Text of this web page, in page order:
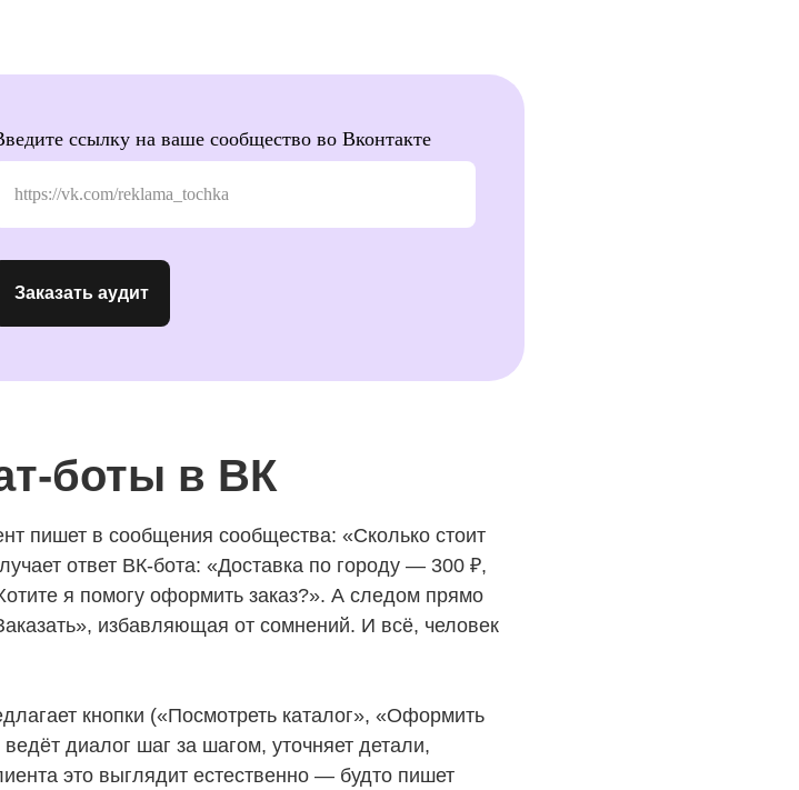
ссылку на ваше сообщество во Вконтакте
Заказать аудит
боты в ВК
пишет в сообщения сообщества: «Сколько стоит
ответ ВК-бота: «Доставка по городу — 300 ₽,
я помогу оформить заказ?». А следом прямо
избавляющая от сомнений. И всё, человек
кнопки («Посмотреть каталог», «Оформить
диалог шаг за шагом, уточняет детали,
это выглядит естественно — будто пишет